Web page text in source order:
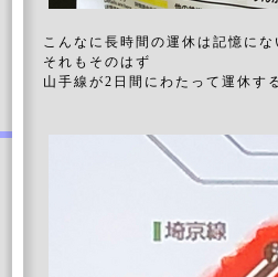
こんなに長時間の運休は記憶に
それもそのはず
山手線が2日間にわたって運休す